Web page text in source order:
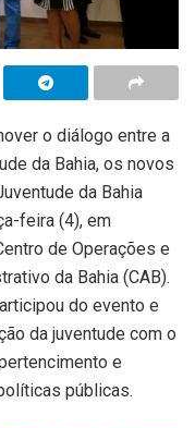
o diálogo entre a
da Bahia, os novos
da Bahia
feira (4), em
de Operações e
da Bahia (CAB).
do evento e
da juventude com o
e
públicas.